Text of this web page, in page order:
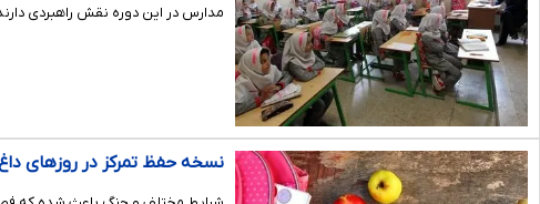
مدارس در این دوره نقش راهبردی
نسخه حفظ تمرکز در روزهای